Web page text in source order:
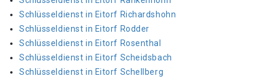
Schlüsseldienst in Eitorf Richardshohn
Schlüsseldienst in Eitorf Rodder
Schlüsseldienst in Eitorf Rosenthal
Schlüsseldienst in Eitorf Scheidsbach
Schlüsseldienst in Eitorf Schellberg